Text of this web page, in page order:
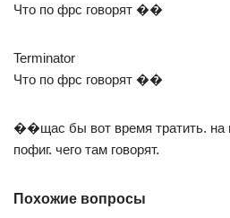
Что по фрс говорят ��
Terminator
Что по фрс говорят ��
��щас бы вот время тратить. на
пофиг. чего там говорят.
Похожие вопросы